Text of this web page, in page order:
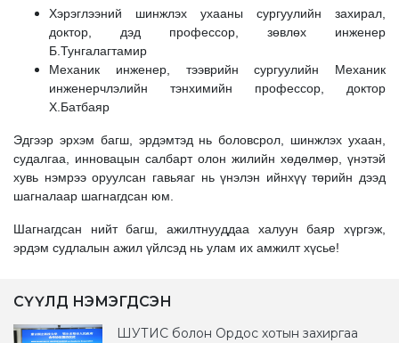
Хэрэглээний шинжлэх ухааны сургуулийн захирал,
доктор, дэд профессор, зөвлөх инженер
Б.Тунгалагтамир
Механик инженер, тээврийн сургуулийн Механик
инженерчлэлийн тэнхимийн профессор, доктор
Х.Батбаяр
Эдгээр эрхэм багш, эрдэмтэд нь боловсрол, шинжлэх ухаан,
судалгаа, инновацын салбарт олон жилийн хөдөлмөр, үнэтэй
хувь нэмрээ оруулсан гавьяаг нь үнэлэн ийнхүү төрийн дээд
шагналаар шагнагдсан юм.
Шагнагдсан нийт багш, ажилтнууддаа халуун баяр хүргэж,
эрдэм судлалын ажил үйлсэд нь улам их амжилт хүсье!
СҮҮЛД НЭМЭГДСЭН
ШУТИС болон Ордос хотын захиргаа